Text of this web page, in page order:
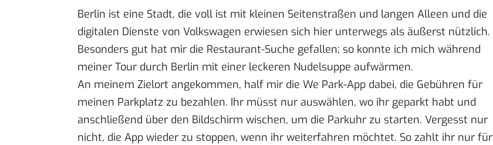
Berlin ist eine Stadt, die voll ist mit kleinen Seitenstraßen und langen Alleen und die
digitalen Dienste von Volkswagen erwiesen sich hier unterwegs als äußerst nützlich.
Besonders gut hat mir die Restaurant-Suche gefallen; so konnte ich mich während
meiner Tour durch Berlin mit einer leckeren Nudelsuppe aufwärmen.
An meinem Zielort angekommen, half mir die We Park-App dabei, die Gebühren für
meinen Parkplatz zu bezahlen. Ihr müsst nur auswählen, wo ihr geparkt habt und
anschließend über den Bildschirm wischen, um die Parkuhr zu starten. Vergesst nur
nicht, die App wieder zu stoppen, wenn ihr weiterfahren möchtet. So zahlt ihr nur für